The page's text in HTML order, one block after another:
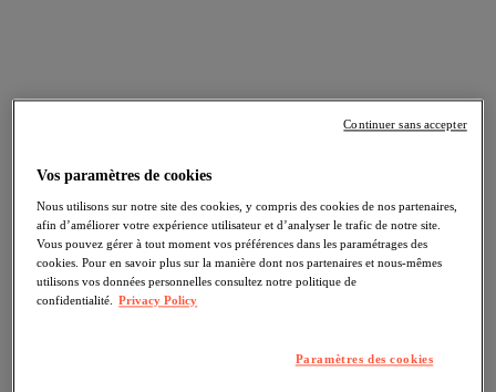
Vos paramètres de cookies
Nous utilisons sur notre site des cookies, y compris des cookies de nos partenaires,
afin d’améliorer votre expérience utilisateur et d’analyser le trafic de notre site.
Vous pouvez gérer à tout moment vos préférences dans les paramétrages des
cookies. Pour en savoir plus sur la manière dont nos partenaires et nous-mêmes
utilisons vos données personnelles consultez notre politique de
confidentialité. Privacy Policy
Paramètres des cookies
Continuer sans accepter